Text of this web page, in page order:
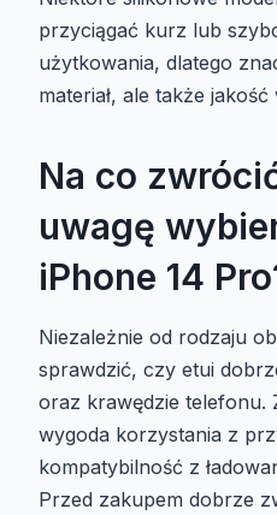
przyciągać kurz lub
użytkowania, dlatego
materiał, ale także
Na co
uwagę
iPhone 14
Niezależnie od rodzaju
sprawdzić, czy etui
oraz krawędzie telefonu.
wygoda korzystania z
kompatybilność z
Przed zakupem dobrze